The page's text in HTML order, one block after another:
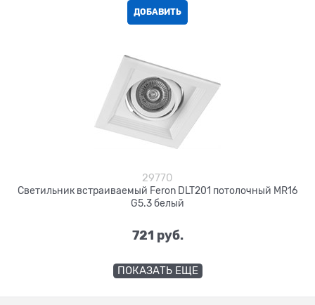
ДОБАВИТЬ
29770
Светильник встраиваемый Feron DLT201 потолочный MR16
G5.3 белый
721 руб.
ПОКАЗАТЬ ЕЩЕ